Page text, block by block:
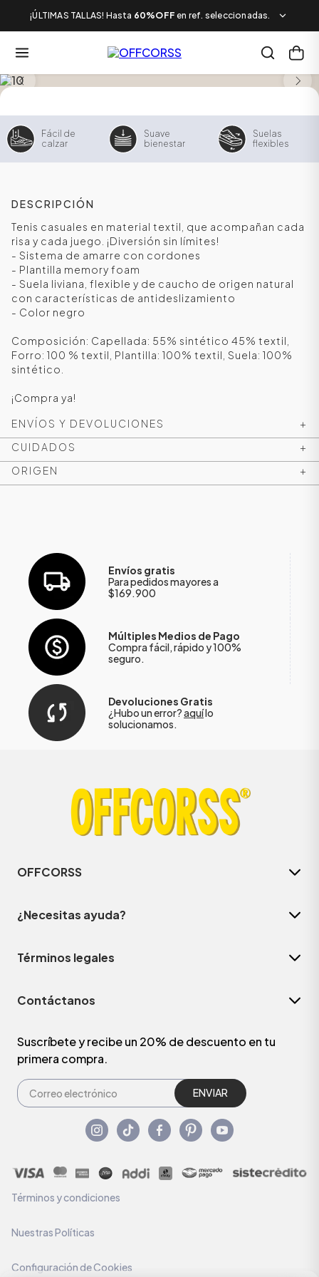
¡ÚLTIMAS TALLAS! Hasta 60%OFF en ref. seleccionadas.
Fácil de
calzar
Suave
bienestar
Suelas
flexibles
DESCRIPCIÓN
Tenis casuales en material textil, que acompañan cada
risa y cada juego. ¡Diversión sin límites!
- Sistema de amarre con cordones
- Plantilla memory foam
- Suela liviana, flexible y de caucho de origen natural
con características de antideslizamiento
- Color negro
Composición: Capellada: 55% sintético 45% textil,
Forro: 100 % textil, Plantilla: 100% textil, Suela: 100%
sintético.
¡Compra ya!
ENVÍOS Y DEVOLUCIONES
+
CUIDADOS
+
ORIGEN
+
Envíos gratis
Para pedidos mayores a
$169.900
Múltiples Medios de Pago
Compra fácil, rápido y 100%
seguro.
Devoluciones Gratis
¿Hubo un error?aquílo
solucionamos.
OFFCORSS
¿Necesitas ayuda?
Términos legales
Contáctanos
Suscríbete y recibe un 20% de descuento en tu
primera compra.
ENVIAR
Términos y condiciones
Nuestras Políticas
Configuración de Cookies